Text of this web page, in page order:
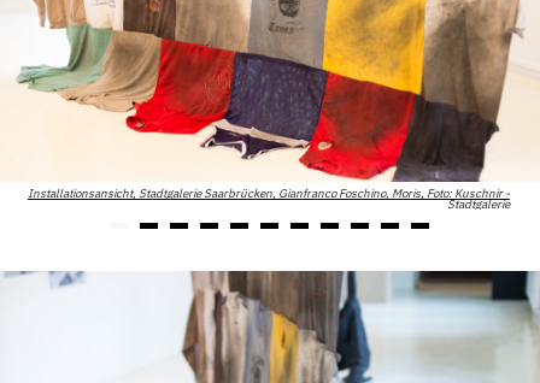
Installationsansicht, Stadtgalerie Saarbrücken, Gianfranco Foschino, Moris, Foto: Kuschnir -
Stadtgalerie